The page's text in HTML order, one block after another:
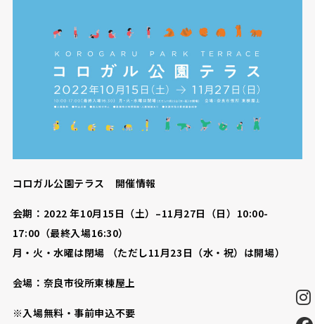
コロガル公園テラス 開催情報
会期：2022 年10月15日（土）–11月27日（日）10:00-
17:00（最終入場16:30）
月・火・水曜は閉場 （ただし11月23日（水・祝）は開場）
会場：奈良市役所東棟屋上
※入場無料・事前申込不要